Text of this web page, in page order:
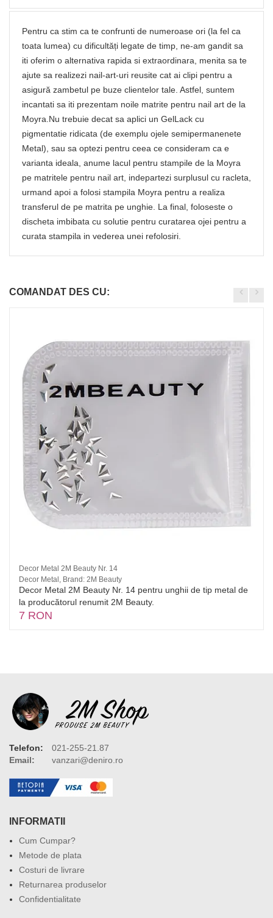
Pentru ca stim ca te confrunti de numeroase ori (la fel ca
toata lumea) cu dificultăți legate de timp, ne-am gandit sa
iti oferim o alternativa rapida si extraordinara, menita sa te
ajute sa realizezi nail-art-uri reusite cat ai clipi pentru a
asigură zambetul pe buze clientelor tale. Astfel, suntem
incantati sa iti prezentam noile matrite pentru nail art de la
Moyra.Nu trebuie decat sa aplici un GelLack cu
pigmentatie ridicata (de exemplu ojele semipermanenete
Metal), sau sa optezi pentru ceea ce consideram ca e
varianta ideala, anume lacul pentru stampile de la Moyra
pe matritele pentru nail art, indepartezi surplusul cu racleta,
urmand apoi a folosi stampila Moyra pentru a realiza
transferul de pe matrita pe unghie. La final, foloseste o
discheta imbibata cu solutie pentru curatarea ojei pentru a
curata stampila in vederea unei refolosiri.
COMANDAT DES CU:
Decor Metal 2M Beauty Nr. 14
Decor Metal, Brand: 2M Beauty
Decor Metal 2M Beauty Nr. 14 pentru unghii de tip metal de
la producătorul renumit 2M Beauty.
7 RON
Telefon:
021-255-21.87
Email:
vanzari@deniro.ro
INFORMATII
Cum Cumpar?
Metode de plata
Costuri de livrare
Returnarea produselor
Confidentialitate